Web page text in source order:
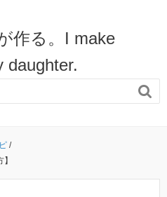
作る。I make
daughter.

/